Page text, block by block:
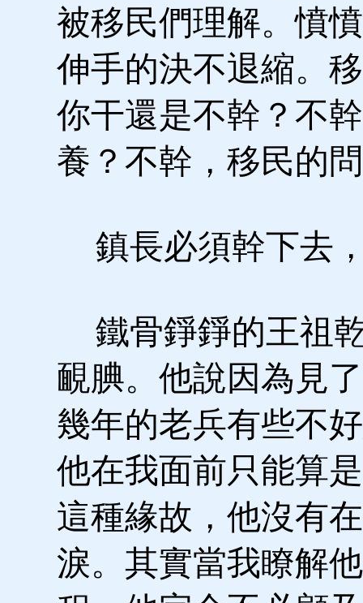
被移民們理解。憤
伸手的決不退縮。
你干還是不幹？不
養？不幹，移民的
鎮長必須幹下去
鐵骨錚錚的王祖
靦腆。他說因為見
幾年的老兵有些不
他在我面前只能算
這種緣故，他沒有
淚。其實當我瞭解